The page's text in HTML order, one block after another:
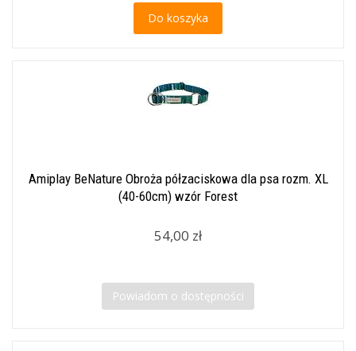
Do koszyka
Amiplay BeNature Obroża półzaciskowa dla psa rozm. XL
(40-60cm) wzór Forest
54,00 zł
Powiadom o dostępności